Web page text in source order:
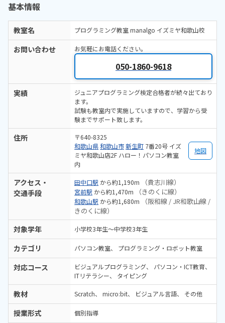
さんいて、特に女性の先生が皆さん優しかったです。曜日、時間の融通
基本情報
教室名 プログラミング教室 manalgo イズミヤ和歌山校
お問い合わせ お気軽にお電話ください。
050-1860-9618
実績
ジュニアプログラミング検定合格者が続々出ており
ます。
試験も教室内で実施していますので、学習から受
験までサポート致します。
住所
〒640-8325
和歌山県和歌山市新生町 7番20号 イズ
ミヤ和歌山店2F ハロー！パソコン教室
内
地図
アクセス・
交通手段
田中口駅 から約1,190m （貴志川線）
宮前駅 から約1,470m （きのくに線）
和歌山駅 から約1,680m
（阪和線 / JR和歌山線 /
きのくに線）
対象学年 小学校3年生～中学校3年生
カテゴリ パソコン教室 プログラミング・ロボット教室
対応コース ビジュアルプログラミング
パソコン・ICT教育
ITリテラシー
タイピング
教材 Scratch micro:bit ビジュアル言語 その他
授業形式 個別指導